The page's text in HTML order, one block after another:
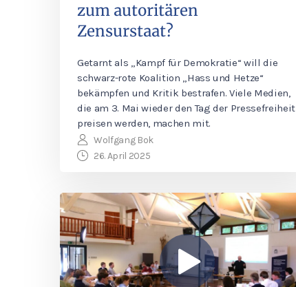
zum autoritären
Zensurstaat?
Getarnt als „Kampf für Demokratie“ will die
schwarz-rote Koalition „Hass und Hetze“
bekämpfen und Kritik bestrafen. Viele Medien,
die am 3. Mai wieder den Tag der Pressefreiheit
preisen werden, machen mit.
Wolfgang Bok
26. April 2025